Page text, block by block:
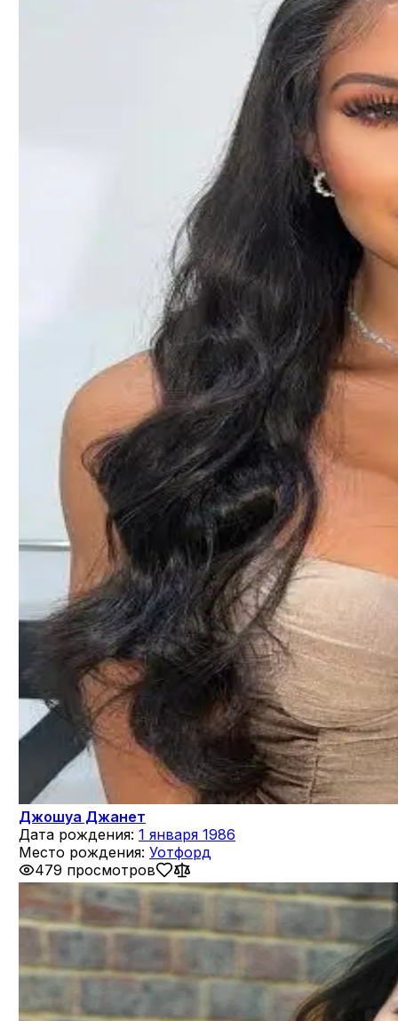
Джошуа Джанет
Дата рождения: 1 января 1986
Место рождения: Уотфорд
479 просмотров